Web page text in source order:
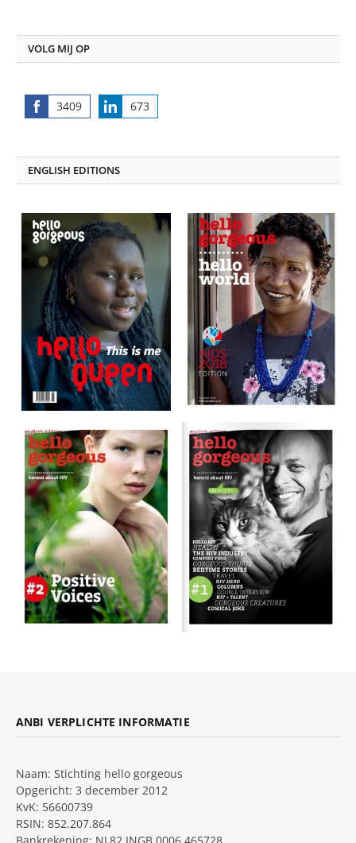
VOLG MIJ OP
3409
Share
673
Share
ENGLISH EDITIONS
ANBI VERPLICHTE INFORMATIE
Naam: Stichting hello gorgeous
Opgericht: 3 december 2012
KvK: 56600739
RSIN: 852.207.864